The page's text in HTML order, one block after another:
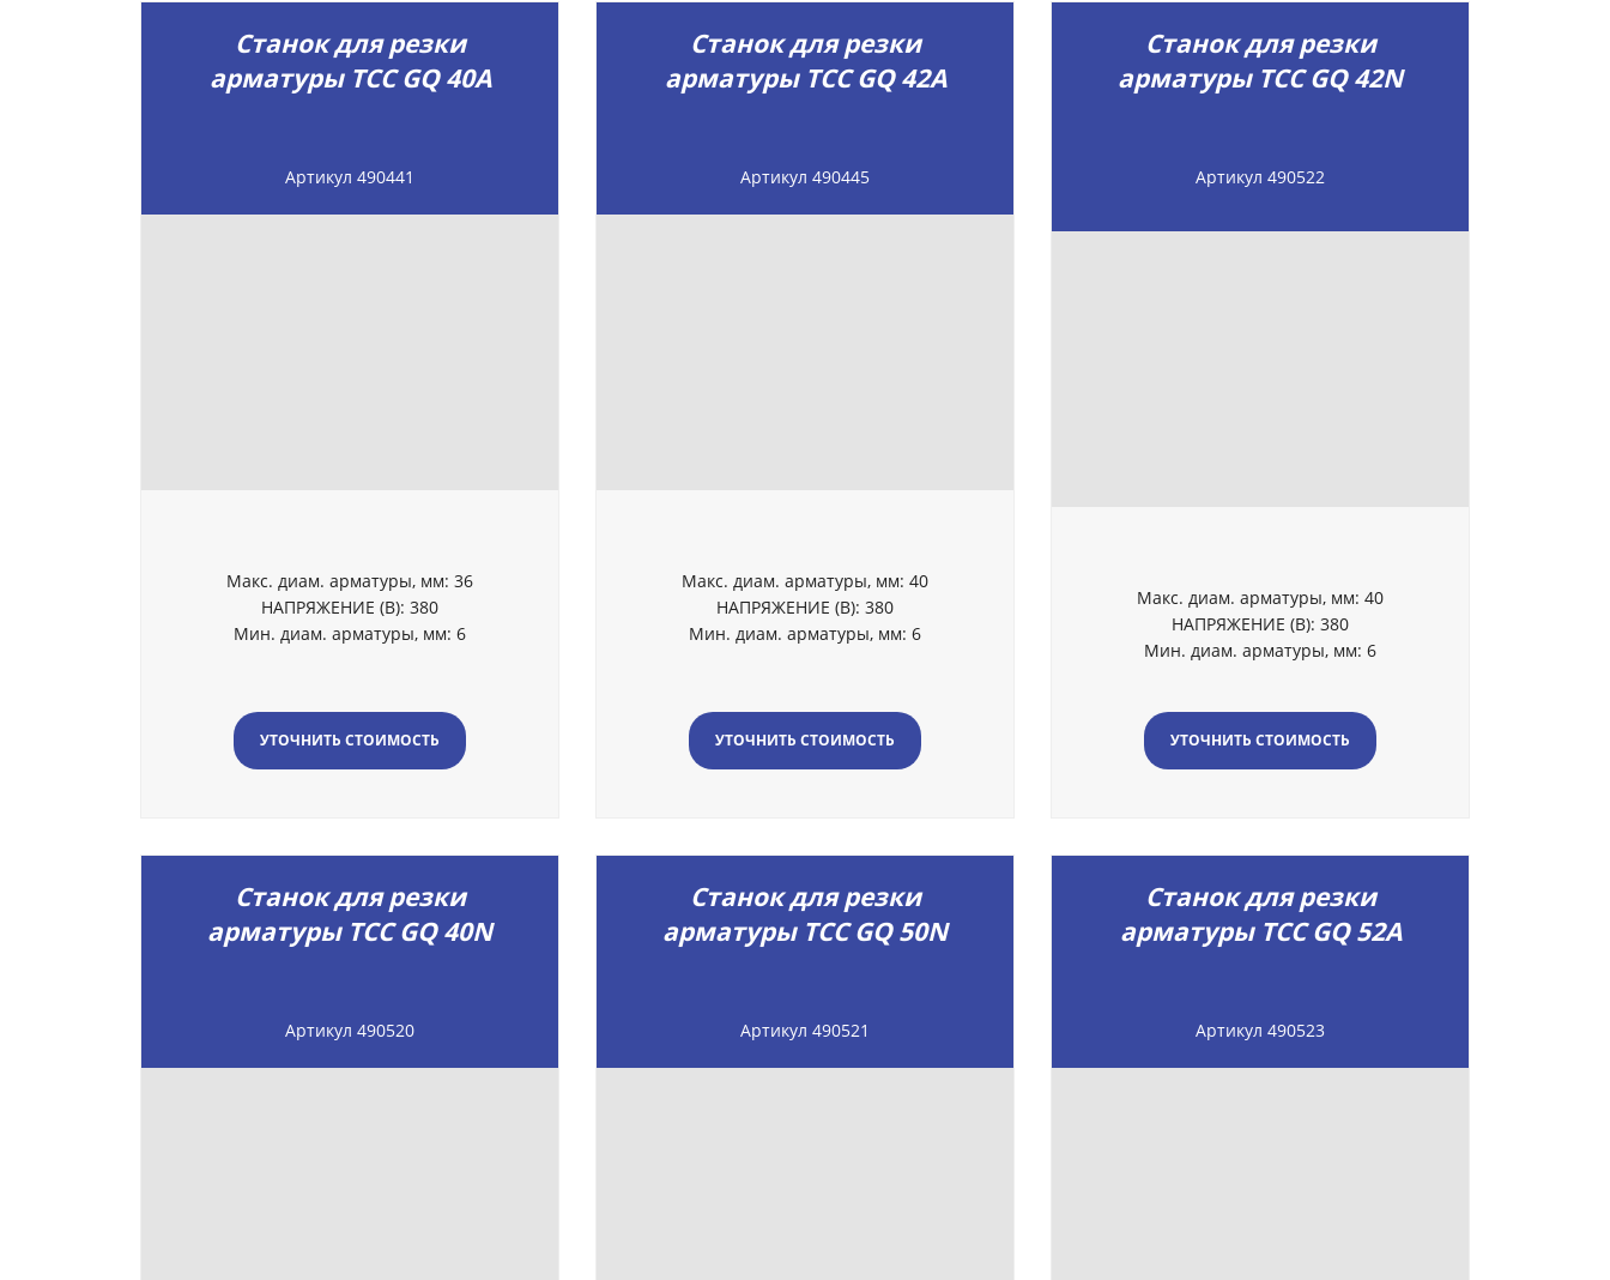
Станок для резки
арматуры ТСС GQ 40A
Артикул 490441
Макс. диам. арматуры, мм: 36
НАПРЯЖЕНИЕ (В): 380
Мин. диам. арматуры, мм: 6
УТОЧНИТЬ СТОИМОСТЬ
Станок для резки
арматуры ТСС GQ 42A
Артикул 490445
Макс. диам. арматуры, мм: 40
НАПРЯЖЕНИЕ (В): 380
Мин. диам. арматуры, мм: 6
УТОЧНИТЬ СТОИМОСТЬ
Станок для резки
арматуры ТСС GQ 42N
Артикул 490522
Макс. диам. арматуры, мм: 40
НАПРЯЖЕНИЕ (В): 380
Мин. диам. арматуры, мм: 6
УТОЧНИТЬ СТОИМОСТЬ
Станок для резки
арматуры ТСС GQ 40N
Артикул 490520
Станок для резки
арматуры ТСС GQ 50N
Артикул 490521
Станок для резки
арматуры ТСС GQ 52A
Артикул 490523